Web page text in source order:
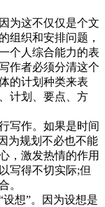
为这不仅仅是个文
组织和安排问题，
个人综合能力的表
作者必须分清这个
的计划种类来表
计划、要点、方
写作。如果是时间
为规划不必也不能
，激发热情的作用
写得不切实际;但
。
想”。因为设想是